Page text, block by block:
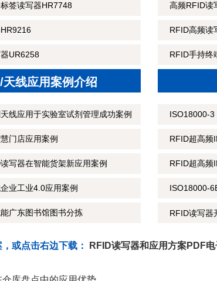
签读写器HR7748
UR6258
高频RFID读
RFID高频读
RFID手持终
线应用案例介绍
线应用于实验室试剂管理成功案例
门店应用案例
写器在智能货架新应用案例
业工业4.0应用案例
广东图书馆图书分拣
ISO18000-3
RFID超高频
RFID超高频
ISO18000-
RFID读写器
或点击右边下载： RFID读写器和应用方案PDF